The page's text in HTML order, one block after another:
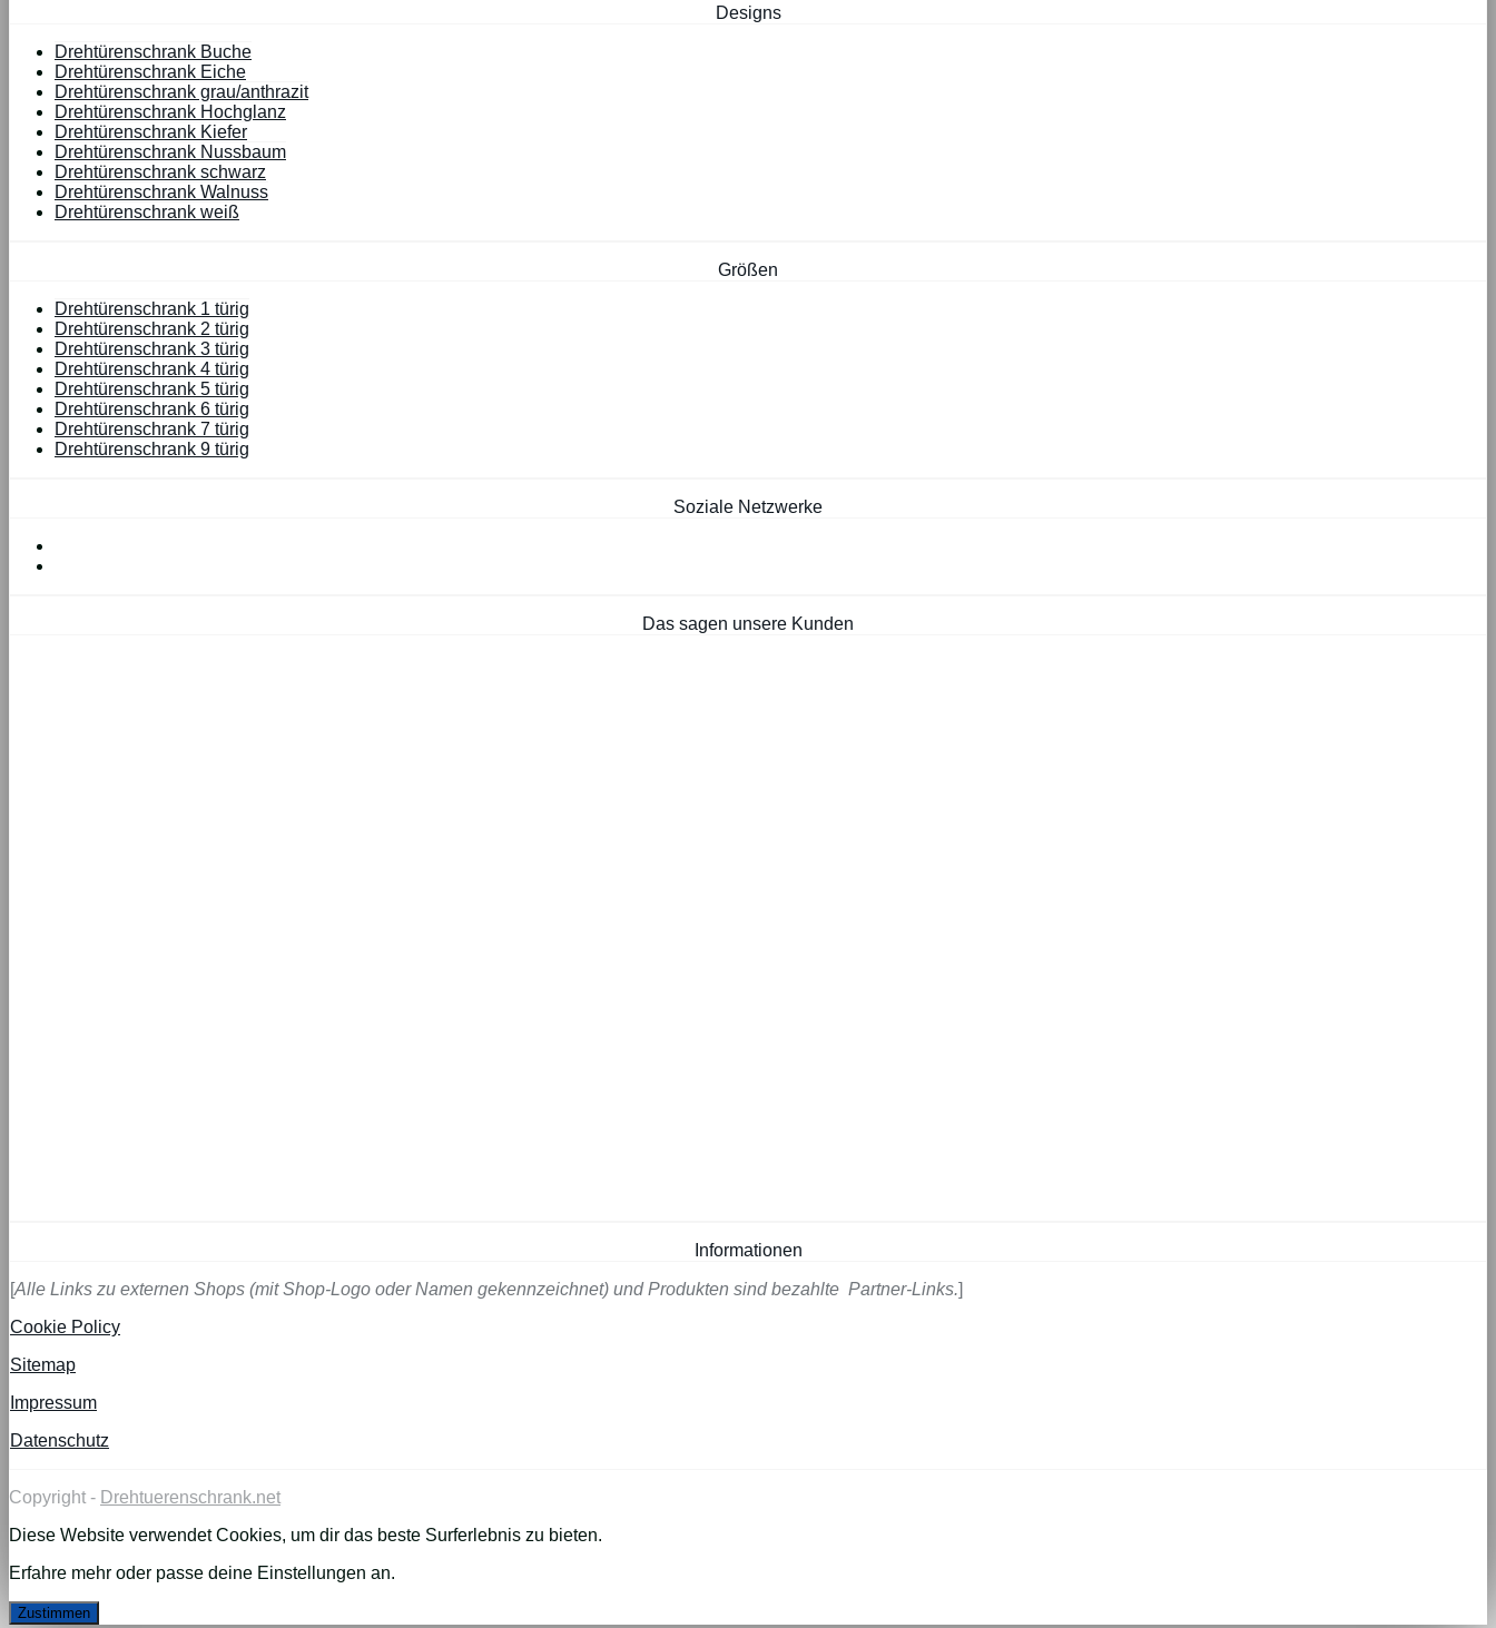
Designs
Drehtürenschrank Buche
Drehtürenschrank Eiche
Drehtürenschrank grau/anthrazit
Drehtürenschrank Hochglanz
Drehtürenschrank Kiefer
Drehtürenschrank Nussbaum
Drehtürenschrank schwarz
Drehtürenschrank Walnuss
Drehtürenschrank weiß
Größen
Drehtürenschrank 1 türig
Drehtürenschrank 2 türig
Drehtürenschrank 3 türig
Drehtürenschrank 4 türig
Drehtürenschrank 5 türig
Drehtürenschrank 6 türig
Drehtürenschrank 7 türig
Drehtürenschrank 9 türig
Soziale Netzwerke
Das sagen unsere Kunden
Informationen
[Alle Links zu externen Shops (mit Shop-Logo oder Namen gekennzeichnet) und Produkten sind bezahlte Partner-Links.]
Cookie Policy
Sitemap
Impressum
Datenschutz
Copyright - Drehtuerenschrank.net
Diese Website verwendet Cookies, um dir das beste Surferlebnis zu bieten.
Erfahre mehr oder passe deine Einstellungen an.
Zustimmen